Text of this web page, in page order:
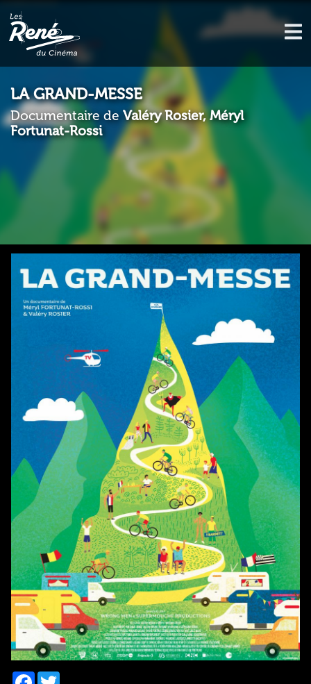
LA GRAND-MESSE
Documentaire de Valéry Rosier, Méryl
Fortunat-Rossi
Facebook
Twitter